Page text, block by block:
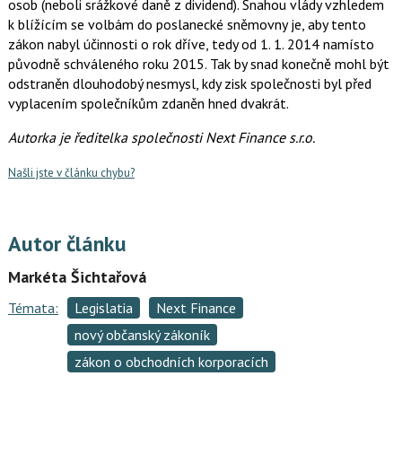
osob (neboli srážkové daně z dividend). Snahou vlády vzhledem
k blížícím se volbám do poslanecké sněmovny je, aby tento
zákon nabyl účinnosti o rok dříve, tedy od 1. 1. 2014 namísto
původně schváleného roku 2015. Tak by snad konečně mohl být
odstraněn dlouhodobý nesmysl, kdy zisk společnosti byl před
vyplacením společníkům zdaněn hned dvakrát.
Autorka je ředitelka společnosti Next Finance s.r.o.
Našli jste v článku chybu?
Autor článku
Markéta Šichtařová
Témata: Legislatia
Next Finance
nový občanský zákoník
zákon o obchodních korporacích